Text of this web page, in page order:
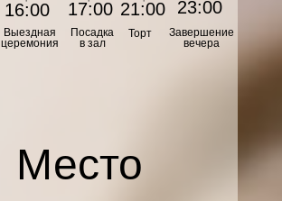
Посадка
в зал
17:00
Завершение
вечера
Выездная
церемония
16:00 23:00
Торт
21:00
Место